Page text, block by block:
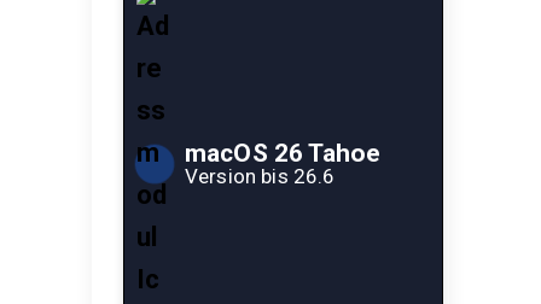
macOS 26 Tahoe
Version bis 26.6